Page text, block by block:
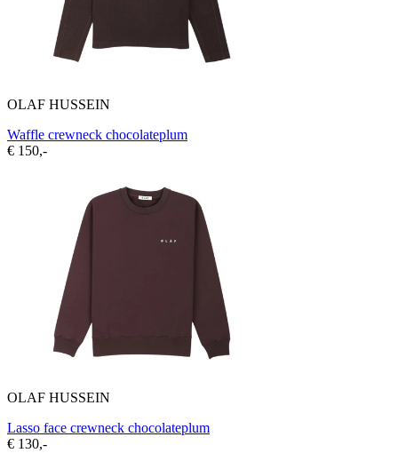
OLAF HUSSEIN
Waffle crewneck chocolateplum
€ 150,-
OLAF HUSSEIN
Lasso face crewneck chocolateplum
€ 130,-